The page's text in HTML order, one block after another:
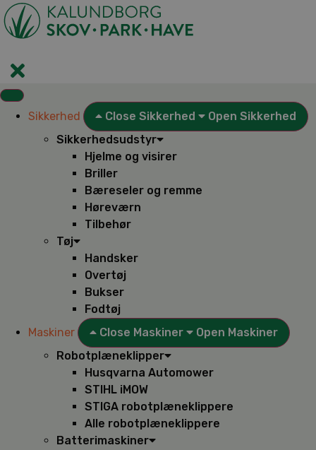
Videre
til
indhold
Sikkerhed Close Sikkerhed
Open Sikkerhed
Sikkerhedsudstyr
Hjelme og visirer
Briller
Bæreseler og remme
Høreværn
Tilbehør
Tøj
Handsker
Overtøj
Bukser
Fodtøj
Maskiner
Close Maskiner
Open Maskiner
Robotplæneklipper
Husqvarna Automower
STIHL iMOW
STIGA robotplæneklippere
Alle robotplæneklippere
Batterimaskiner